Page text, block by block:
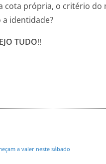
cota própria, o critério
identidade?
TUDO!!
a valer neste sábado